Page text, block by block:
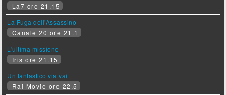
La7 ore 21.15
La Fuga dell'Assassino
Canale 20 ore 21.1
L'ultima missione
Iris ore 21.15
Un fantastico via vai
Rai Movie ore 22.5